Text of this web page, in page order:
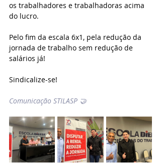
os trabalhadores e trabalhadoras acima
do lucro.
Pelo fim da escala 6x1, pela redução da
jornada de trabalho sem redução de
salários já!
Sindicalize-se!
Comunicação STILASP 🤝